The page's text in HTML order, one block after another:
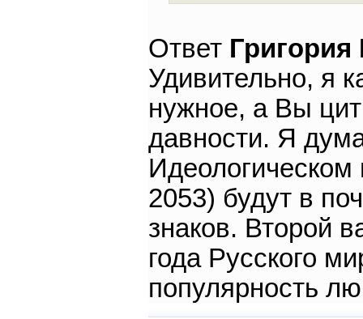
Ответ
Удивительно, я
нужное, а Вы
давности. Я
2053) будут в
знаков. Второй
года Русского
популярность